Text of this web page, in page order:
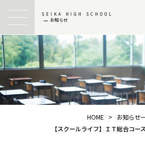
SEIKA HIGH SCHOOL
お知らせ
HOME > お知らせ
【スクールライフ】ＩＴ総合コー